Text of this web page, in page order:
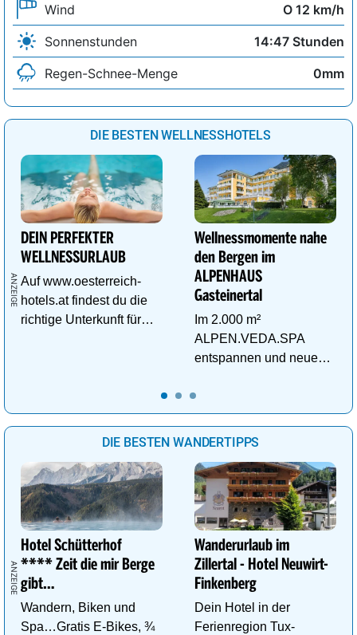
Wind
O 12 km/h
Sonnenstunden
14:47 Stunden
Regen-Schnee-Menge
0mm
DIE BESTEN WELLNESSHOTELS
DEIN PERFEKTER
WELLNESSURLAUB
Auf www.oesterreich-
hotels.at findest du die
richtige Unterkunft für
Wellnessmomente nahe
den Bergen im
ALPENHAUS
Gasteinertal
Im 2.000 m²
ALPEN.VEDA.SPA
entspannen und neue
Gesundheit tanken.
DIE BESTEN WANDERTIPPS
Hotel Schütterhof
**** Zeit die mir Berge
gibt…
Wandern, Biken und
Spa…Gratis E-Bikes, ¾
Wanderurlaub im
Zillertal - Hotel Neuwirt-
Finkenberg
Dein Hotel in der
Ferienregion Tux-